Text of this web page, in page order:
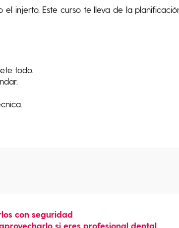
injerto. Este curso te lleva de la
todo.
con seguridad
si eres profesional dental